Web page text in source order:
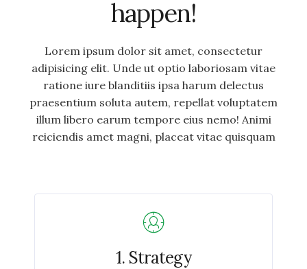
happen!
Lorem ipsum dolor sit amet, consectetur
adipisicing elit. Unde ut optio laboriosam vitae
ratione iure blanditiis ipsa harum delectus
praesentium soluta autem, repellat voluptatem
illum libero earum tempore eius nemo! Animi
reiciendis amet magni, placeat vitae quisquam
1. Strategy